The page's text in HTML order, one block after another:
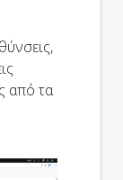
από τα